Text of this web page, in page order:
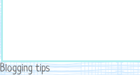
Blogging tips